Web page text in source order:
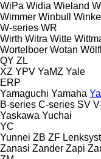
WiPa Widia Wieland
Wimmer Winbull
W-series WR
Wirth Witra Witte
Wortelboer Wotan
QY ZL
XZ YPV YaMZ Yale
ERP
Yamaguchi Yamaha
B-series C-series SV
Yaskawa Yuchai
YC
Yunnei ZB ZF
Zanasi Zander Zapi